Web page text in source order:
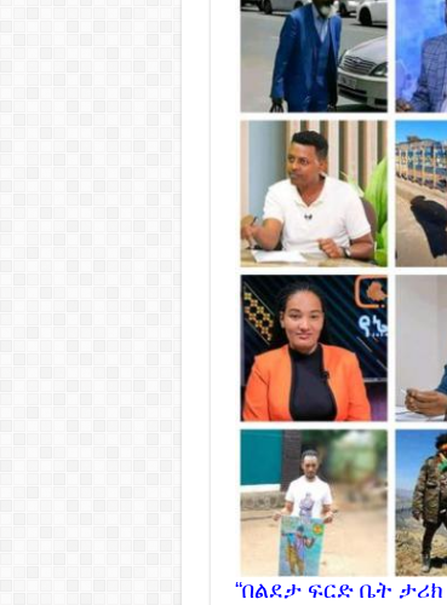
“በልደታ ፍርድ ቤት